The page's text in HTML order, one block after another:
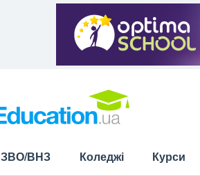
ЗВО/ВНЗ Коледжі Курси